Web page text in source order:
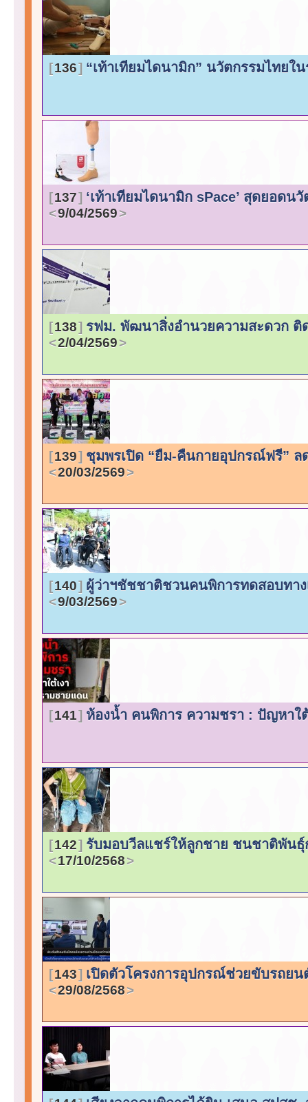
136 “เท้าเทียมไดนามิก” นวัตกรรมไทยใ
137 ‘เท้าเทียมไดนามิก sPace’ สุดยอด
9/04/2569
138 รฟม. พัฒนาสิ่งอำนวยความสะดวก
2/04/2569
139 ชุมพรเปิด “ยืม-คืนกายอุปกรณ์ฟรี”
20/03/2569
140 ผู้ว่าฯชัชชาติชวนคนพิการทดสอบทา
9/03/2569
141 ห้องน้ำ คนพิการ ความชรา : ปัญหาใ
142 รับมอบวีลแชร์ให้ลูกชาย ชนชาติพันธุ์
17/10/2568
143 เปิดตัวโครงการอุปกรณ์ช่วยขับรถย
29/08/2568